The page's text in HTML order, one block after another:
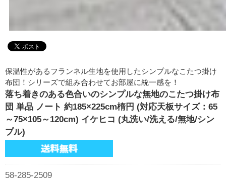
保温性があるフランネル生地を使用したシンプルなこたつ掛け
布団！シリーズで組み合わせてお部屋に統一感を！
落ち着きのある色合いのシンプルな無地のこたつ掛け布
団 単品 ノート 約185×225cm楕円 (対応天板サイズ：65
～75×105～120cm) イケヒコ (丸洗い/洗える/無地/シン
プル)
58-285-2509